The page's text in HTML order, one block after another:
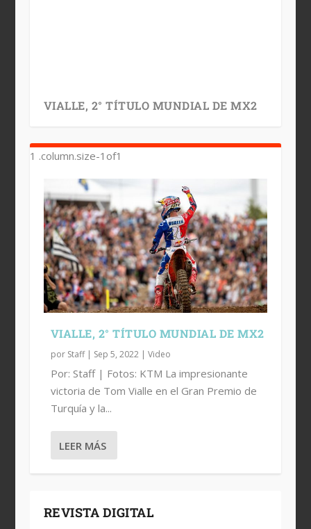
VIALLE, 2° TÍTULO MUNDIAL DE MX2
VIALLE, 2° TÍTULO MUNDIAL DE MX2
por Staff| Sep 5, 2022| Video
Por: Staff | Fotos: KTM La impresionante
victoria de Tom Vialle en el Gran Premio de
Turquía y la...
LEER MÁS
REVISTA DIGITAL